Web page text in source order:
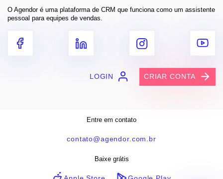
O Agendor é uma plataforma de CRM que funciona como um assistente
pessoal para equipes de vendas.
LOGIN CRIAR CONTA
Entre em contato
contato@agendor.com.br
Baixe grátis